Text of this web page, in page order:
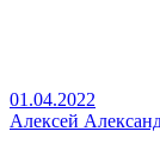
01.04.2022
Алексей